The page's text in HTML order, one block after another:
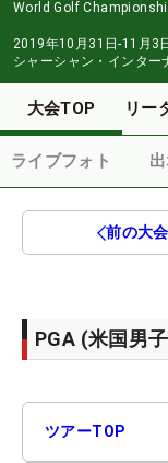
World Golf
2019年10月31日-11月3日
シャーシャン・インター
大会TOP リー
ライブフォト
前の大会
PGA (米国男
ツアーTOP